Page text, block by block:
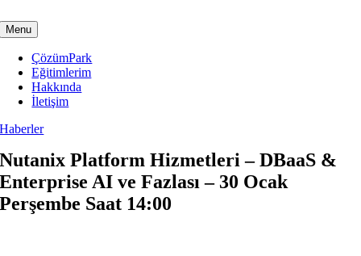
to
content
Menu
ÇözümPark
Eğitimlerim
Hakkında
İletişim
Haberler
Nutanix Platform Hizmetleri – DBaaS &
Enterprise AI ve Fazlası – 30 Ocak
Perşembe Saat 14:00